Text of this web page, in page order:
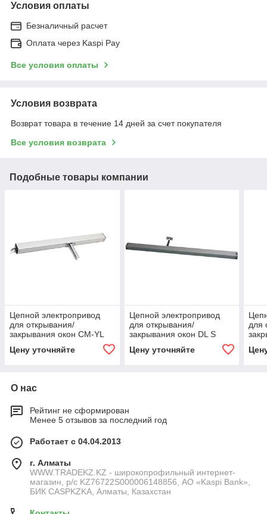
Условия оплаты
Безналичный расчет
Оплата через Kaspi Pay
Все условия оплаты
Условия возврата
Возврат товара в течение 14 дней за счет покупателя
Все условия возврата
Подобные товары компании
Цепной электропривод
для открывания/
закрывания окон CM-YL
Цену уточняйте
Цепной электропривод
для открывания/
закрывания окон DL S
Цену уточняйте
для
О нас
Рейтинг не сформирован
Менее 5 отзывов за последний год
Работает с 04.04.2013
г. Алматы
WWW.TRADEKZ.KZ - широкопрофильный интернет-
магазин, р/с KZ76722S000006148856, АО «Kaspi Bank»,
БИК CASPKZKA, Алматы, Казахстан